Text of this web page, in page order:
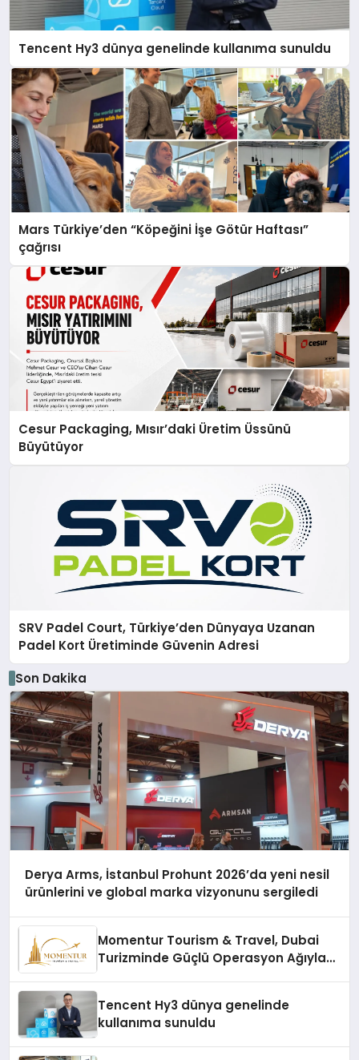
Tencent Hy3 dünya genelinde kullanıma sunuldu
Mars Türkiye’den “Köpeğini İşe Götür Haftası”
çağrısı
Cesur Packaging, Mısır’daki Üretim Üssünü
Büyütüyor
SRV Padel Court, Türkiye’den Dünyaya Uzanan
Padel Kort Üretiminde Güvenin Adresi
Son Dakika
Derya Arms, İstanbul Prohunt 2026’da yeni nesil
ürünlerini ve global marka vizyonunu sergiledi
Momentur Tourism & Travel, Dubai
Turizminde Güçlü Operasyon Ağıyla
Tencent Hy3 dünya genelinde
kullanıma sunuldu